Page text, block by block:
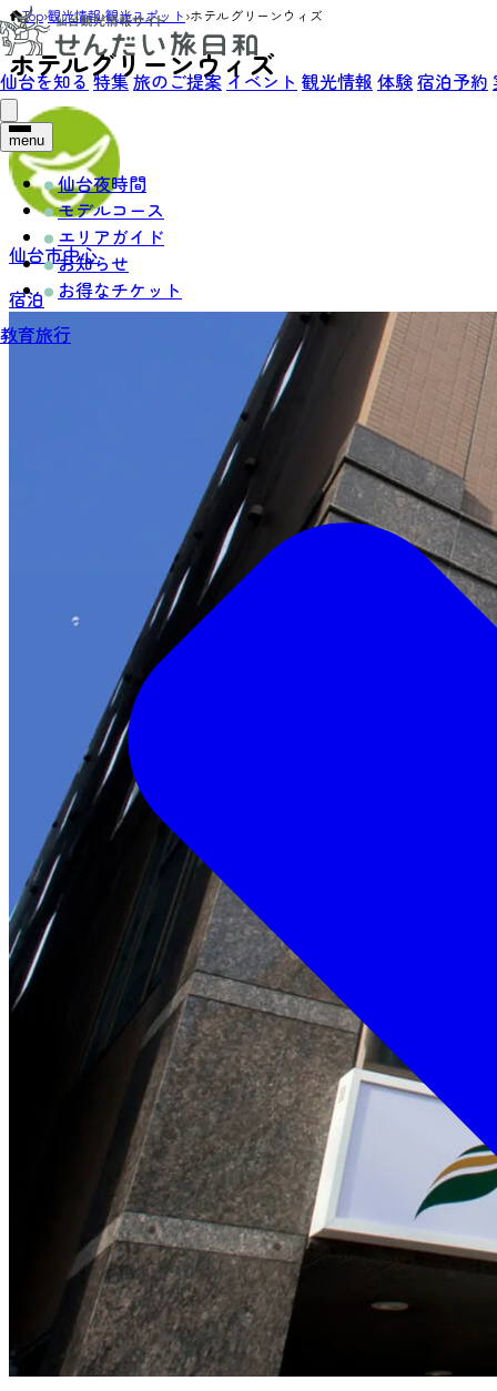
仙台を知る 特集旅のご提案 イベント 観光情報 体験宿泊予約
menu
仙台夜時間
モデルコース
エリアガイド
お知らせ
お得なチケット
教育旅行
Top›観光情報›観光スポット›ホテルグリーンウィズ
ホテルグリーンウィズ
仙台市中心
宿泊